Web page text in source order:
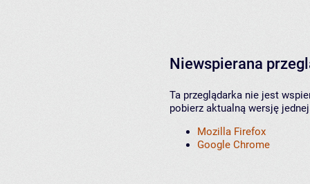
Niewspierana
Ta przeglądarka nie jest
pobierz aktualną wersję
Mozilla Firefox
Google Chrome